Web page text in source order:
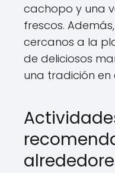
cachopo y una
frescos.
cercanos a la
de deliciosos
una tradición en